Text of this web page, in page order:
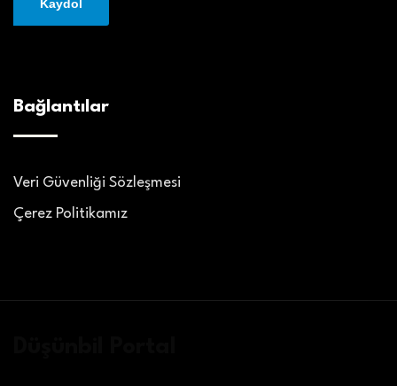
Bağlantılar
Veri Güvenliği Sözleşmesi
Çerez Politikamız